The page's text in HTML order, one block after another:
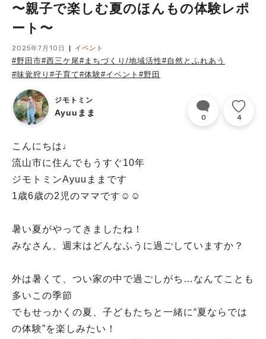
〜親子で楽しむ夏のほんもの体験レポ
ート〜
2025年7月10日 イベント
#野田市#西三ケ尾#まちづくり/地域活性#自然とふれあう
#味覚狩り #子育て#体験#イベント #野田
ジモトミン
Ayuuまま 0 4
こんにちは♩
流山市に住んでもうすぐ10年
ジモトミンAyuuままです
1歳6歳の2児のママです☺︎☺︎
暑い夏がやってきましたね！
みなさん、週末はどんなふうに過ごしていますか？
外は暑くて、つい家の中で過ごしがち…なんてことも
多いこの季節
でもせっかくの夏、子どもたちと一緒に“夏ならでは
の体験”を楽しみたい！